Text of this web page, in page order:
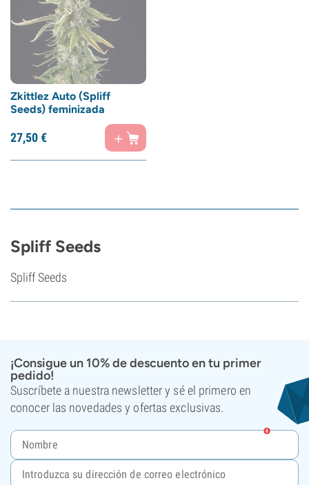
Zkittlez Auto (Spliff
Seeds) feminizada
27,50€
Spliff Seeds
Spliff Seeds
¡Consigue un 10% de descuento en tu primer
pedido!
Suscríbete a nuestra newsletter y sé el primero en
conocer las novedades y ofertas exclusivas.